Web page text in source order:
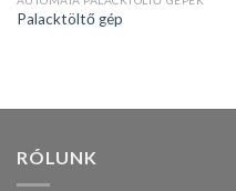
Palacktöltő gép
RÓLUNK